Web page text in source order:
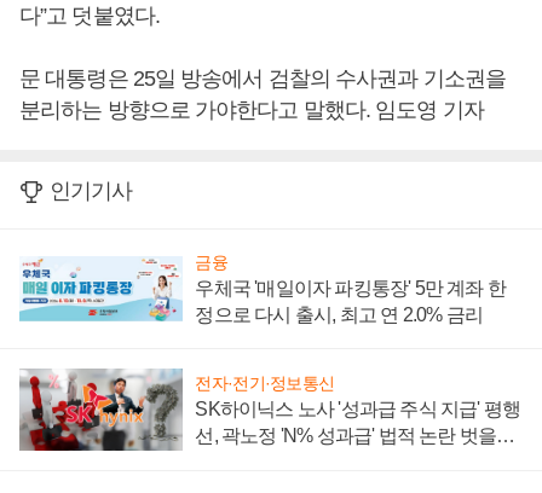
다”고 덧붙였다.
문 대통령은 25일 방송에서 검찰의 수사권과 기소권을
분리하는 방향으로 가야한다고 말했다. 임도영 기자
인기기사
금융
우체국 '매일이자 파킹통장' 5만 계좌 한
정으로 다시 출시, 최고 연 2.0% 금리
전자·전기·정보통신
SK하이닉스 노사 '성과급 주식 지급' 평행
선, 곽노정 'N% 성과급' 법적 논란 벗을지